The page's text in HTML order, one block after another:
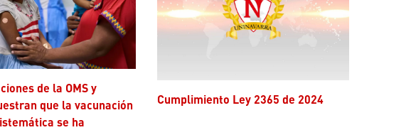
que la vacunación
se ha
Cumplimiento Ley 2365 de 2024